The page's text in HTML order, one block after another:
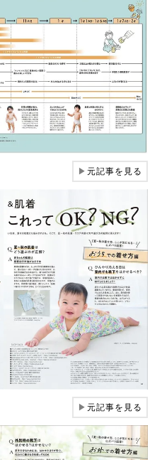
▶元記事を見る
▶元記事を見る